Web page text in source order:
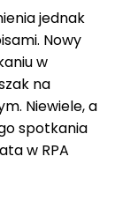
jednak
Nowy
w
na
Niewiele, a
spotkania
w RPA